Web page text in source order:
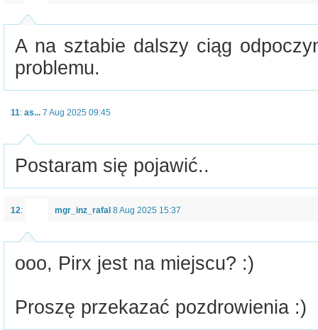
A na sztabie dalszy ciąg
problemu.
11: as... 7 Aug 2025 09:45
Postaram się pojawić..
12: mgr_inz_rafal 8 Aug 2025 15:37
ooo, Pirx jest na miejscu? :)
Proszę przekazać pozdrowienia :)